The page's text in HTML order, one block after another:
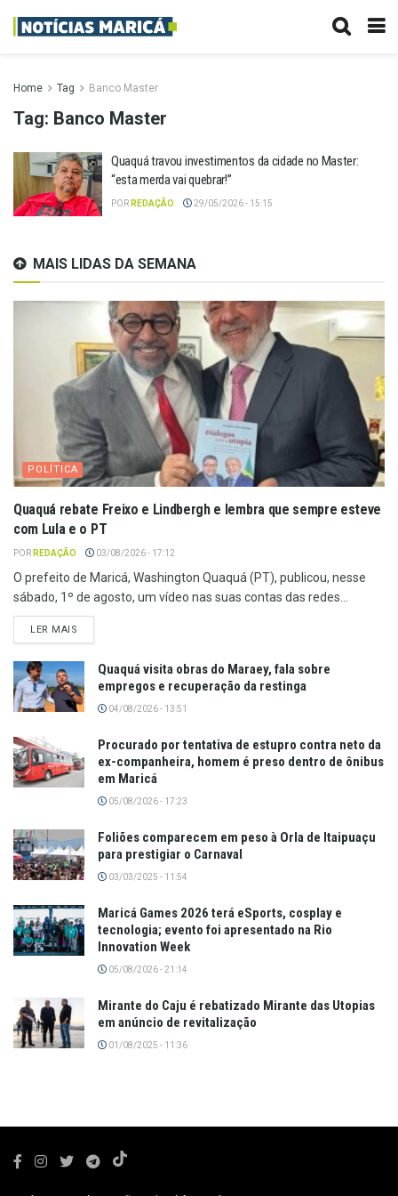
Home Tag Banco Master
Tag: Banco Master
Quaquá travou investimentos da cidade no Master:
“esta merda vai quebrar!”
POR REDAÇÃO 29/05/2026 - 15:15
MAIS LIDAS DA SEMANA
POLÍTICA
Quaquá rebate Freixo e Lindbergh e lembra que sempre esteve
com Lula e o PT
POR REDAÇÃO 03/08/2026 - 17:12
O prefeito de Maricá, Washington Quaquá (PT), publicou, nesse
sábado, 1º de agosto, um vídeo nas suas contas das redes...
LER MAIS
Quaquá visita obras do Maraey, fala sobre
empregos e recuperação da restinga
04/08/2026 - 13:51
Procurado por tentativa de estupro contra neto da
ex-companheira, homem é preso dentro de ônibus
em Maricá
05/08/2026 - 17:23
Foliões comparecem em peso à Orla de Itaipuaçu
para prestigiar o Carnaval
03/03/2025 - 11:54
Maricá Games 2026 terá eSports, cosplay e
tecnologia; evento foi apresentado na Rio
Innovation Week
05/08/2026 - 21:14
Mirante do Caju é rebatizado Mirante das Utopias
em anúncio de revitalização
01/08/2025 - 11:36